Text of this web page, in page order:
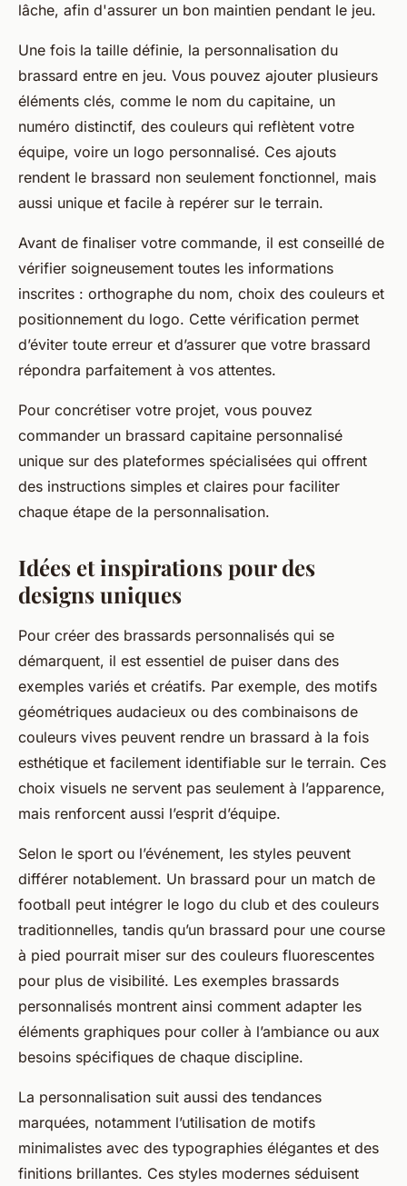
lâche, afin d'assurer un bon maintien pendant le jeu.
Une fois la taille définie, la personnalisation du
brassard entre en jeu. Vous pouvez ajouter plusieurs
éléments clés, comme le nom du capitaine, un
numéro distinctif, des couleurs qui reflètent votre
équipe, voire un logo personnalisé. Ces ajouts
rendent le brassard non seulement fonctionnel, mais
aussi unique et facile à repérer sur le terrain.
Avant de finaliser votre commande, il est conseillé de
vérifier soigneusement toutes les informations
inscrites : orthographe du nom, choix des couleurs et
positionnement du logo. Cette vérification permet
d’éviter toute erreur et d’assurer que votre brassard
répondra parfaitement à vos attentes.
Pour concrétiser votre projet, vous pouvez
commander un brassard capitaine personnalisé
unique sur des plateformes spécialisées qui offrent
des instructions simples et claires pour faciliter
chaque étape de la personnalisation.
Idées et inspirations pour des
designs uniques
Pour créer des brassards personnalisés qui se
démarquent, il est essentiel de puiser dans des
exemples variés et créatifs. Par exemple, des motifs
géométriques audacieux ou des combinaisons de
couleurs vives peuvent rendre un brassard à la fois
esthétique et facilement identifiable sur le terrain. Ces
choix visuels ne servent pas seulement à l’apparence,
mais renforcent aussi l’esprit d’équipe.
Selon le sport ou l’événement, les styles peuvent
différer notablement. Un brassard pour un match de
football peut intégrer le logo du club et des couleurs
traditionnelles, tandis qu’un brassard pour une course
à pied pourrait miser sur des couleurs fluorescentes
pour plus de visibilité. Les exemples brassards
personnalisés montrent ainsi comment adapter les
éléments graphiques pour coller à l’ambiance ou aux
besoins spécifiques de chaque discipline.
La personnalisation suit aussi des tendances
marquées, notamment l’utilisation de motifs
minimalistes avec des typographies élégantes et des
finitions brillantes. Ces styles modernes séduisent